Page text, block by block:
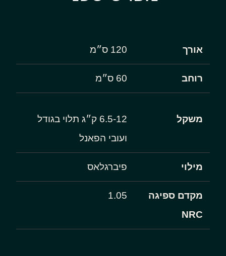
אורך 120 ס״מ
רוחב 60 ס״מ
משקל
6.5-12 ק״ג תלוי בגודל
ועובי הפאנל
מילוי פיברגלאס
מקדם ספיגה
NRC
1.05